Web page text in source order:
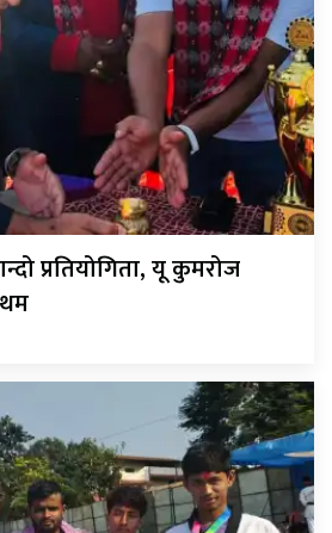
प्रतियोगिता, यू कुमरोज